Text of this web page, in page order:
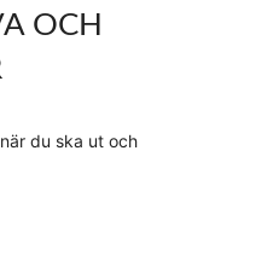
OCH
du ska ut och